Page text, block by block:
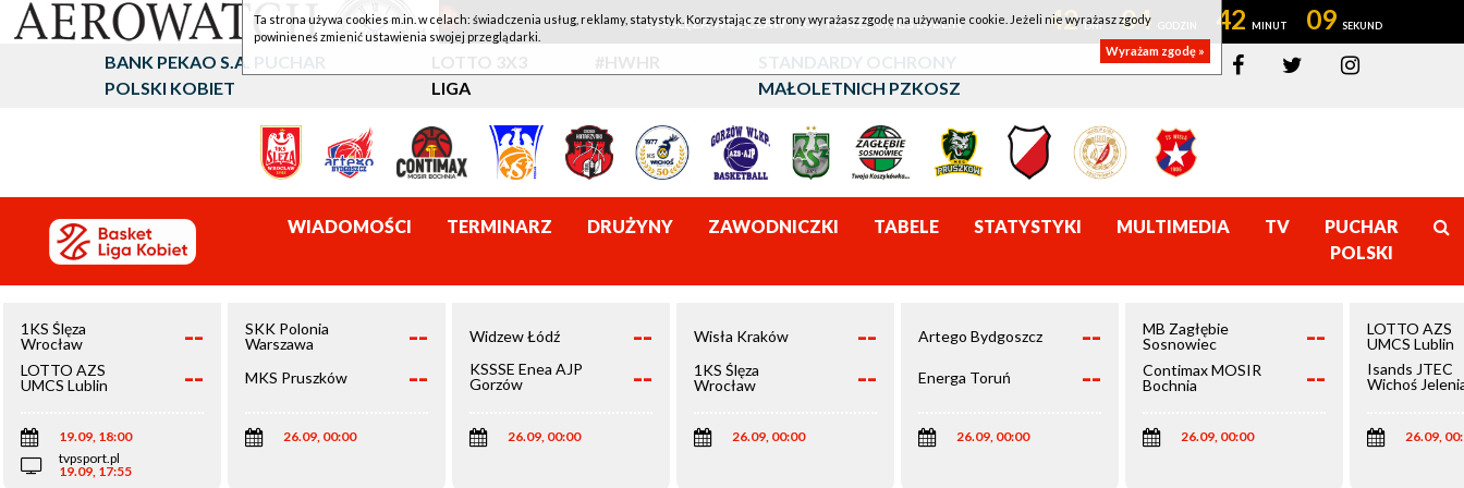
1KS ŚLĘZA WROCŁAW - LOTTO AZS UMCS LUBLIN 42 04 42 09
BANK PEKAO S.A. PUCHAR
POLSKI KOBIET
LOTTO 3X3
LIGA
#HWHR
STANDARDY OCHRONY
MAŁOLETNICH PZKOSZ
WIADOMOŚCI TERMINARZ DRUŻYNY ZAWODNICZKI TABELE STATYSTYKI MULTIMEDIA TV
PUCHAR
POLSKI
1KS Ślęza
Wrocław
--
LOTTO AZS
UMCS Lublin
--
19.09, 18:00
tvpsport.pl
19.09, 17:55
SKK Polonia
Warszawa
--
MKS Pruszków --
26.09, 00:00
Widzew Łódź --
KSSSE Enea AJP
Gorzów
--
26.09, 00:00
Wisła Kraków --
1KS Ślęza
Wrocław
--
26.09, 00:00
Artego Bydgoszcz --
Energa Toruń --
26.09, 00:00
MB Zagłębie
Sosnowiec
--
Contimax MOSIR
Bochnia
--
26.09, 00:00
LOTTO AZS
UMCS Lublin
Isands JTEC
Wichoś
26.09,
Ta strona używa cookies m.in. w celach: świadczenia usług, reklamy, statystyk. Korzystając ze strony wyrażasz zgodę na używanie cookie. Jeżeli nie wyrażasz zgody
powinieneś zmienić ustawienia swojej przeglądarki.
Wyrażam zgodę »